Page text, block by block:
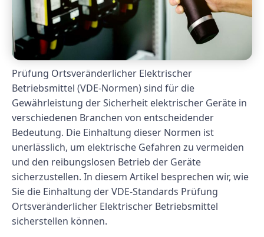
Prüfung Ortsveränderlicher Elektrischer
Betriebsmittel (VDE-Normen) sind für die
Gewährleistung der Sicherheit elektrischer Geräte in
verschiedenen Branchen von entscheidender
Bedeutung. Die Einhaltung dieser Normen ist
unerlässlich, um elektrische Gefahren zu vermeiden
und den reibungslosen Betrieb der Geräte
sicherzustellen. In diesem Artikel besprechen wir, wie
Sie die Einhaltung der VDE-Standards Prüfung
Ortsveränderlicher Elektrischer Betriebsmittel
sicherstellen können.